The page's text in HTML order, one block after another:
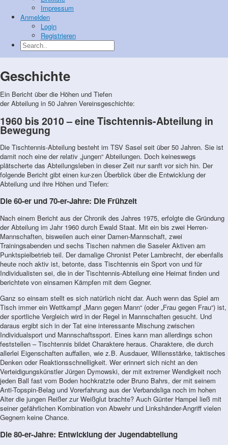
Impressum
Anmelden
Login
Registrieren
Geschichte
Ein Bericht über die Höhen und Tiefen
der Abteilung in 50 Jahren Vereinsgeschichte:
1960 bis 2010 – eine Tischtennis-Abteilung in
Bewegung
Die Tischtennis-Abteilung besteht im TSV Sasel seit über 50 Jahren. Sie ist
damit noch eine der relativ „jungen“ Abteilungen. Doch keineswegs
plätscherte das Abteilungsleben in dieser Zeit nur sanft vor sich hin. Der
folgende Bericht gibt einen kur-zen Überblick über die Entwicklung der
Abteilung und ihre Höhen und Tiefen:
Die 60-er und 70-er-Jahre: Die Frühzeit
Nach einem Bericht aus der Chronik des Jahres 1975, erfolgte die Gründung
der Abteilung im Jahr 1960 durch Ewald Staat. Mit ein bis zwei Herren-
Mannschaften, bisweilen auch einer Damen-Mannschaft, zwei
Trainingsabenden und sechs Tischen nahmen die Saseler Aktiven am
Punktspielbetrieb teil. Der damalige Chronist Peter Lambrecht, der ebenfalls
heute noch aktiv ist, betonte, dass Tischtennis ein Sport von und für
Individualisten sei, die in der Tischtennis-Abteilung eine Heimat finden und
berichtete von einsamen Kämpfen mit dem Gegner.
Ganz so einsam stellt es sich natürlich nicht dar. Auch wenn das Spiel am
Tisch immer ein Wettkampf „Mann gegen Mann“ (oder „Frau gegen Frau“) ist,
der sportliche Vergleich wird in der Regel in Mannschaften gesucht. Und
daraus ergibt sich in der Tat eine interessante Mischung zwischen
Individualsport und Mannschaftssport. Eines kann man allerdings schon
feststellen – Tischtennis bildet Charaktere heraus. Charaktere, die durch
allerlei Eigenschaften auffallen, wie z.B. Ausdauer, Willensstärke, taktisches
Denken oder Reaktionsschnelligkeit. Wer erinnert sich nicht an den
Verteidigungskünstler Jürgen Dymowski, der mit extremer Wendigkeit noch
jeden Ball fast vom Boden hochkratzte oder Bruno Bahrs, der mit seinem
Anti-Topspin-Belag und Vorerfahrung aus der Verbandsliga noch im hohen
Alter die jungen Reißer zur Weißglut brachte? Auch Günter Hampel ließ mit
seiner gefährlichen Kombination von Abwehr und Linkshänder-Angriff vielen
Gegnern keine Chance.
Die 80-er-Jahre: Entwicklung der Jugendabteilung